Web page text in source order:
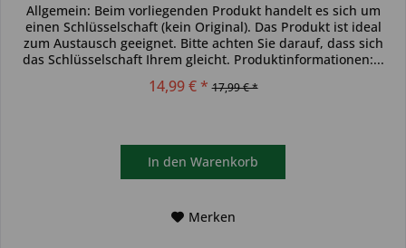
Allgemein: Beim vorliegenden Produkt handelt es sich um
einen Schlüsselschaft (kein Original). Das Produkt ist ideal
zum Austausch geeignet. Bitte achten Sie darauf, dass sich
das Schlüsselschaft Ihrem gleicht. Produktinformationen:...
14,99 € * 17,99 € *
In den Warenkorb
Merken